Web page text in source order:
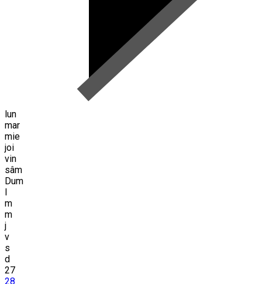
lun
mar
mie
joi
vin
sâm
Dum
l
m
m
j
v
s
d
27
28